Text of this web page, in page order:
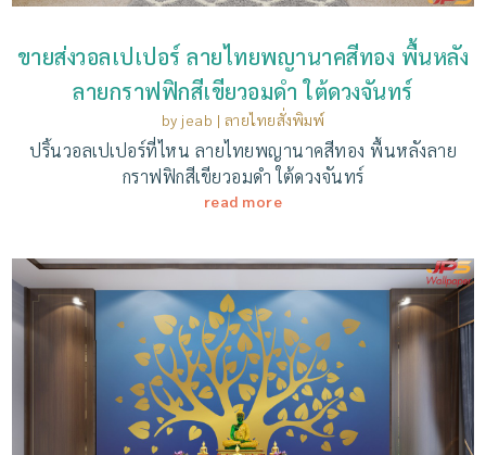
ขายส่งวอลเปเปอร์ ลายไทยพญานาคสีทอง พื้นหลัง
ลายกราฟฟิกสีเขียวอมดำ ใต้ดวงจันทร์
by jeab | ลายไทยสั่งพิมพ์
ปริ้นวอลเปเปอร์ที่ไหน ลายไทยพญานาคสีทอง พื้นหลังลาย
กราฟฟิกสีเขียวอมดำ ใต้ดวงจันทร์
read more